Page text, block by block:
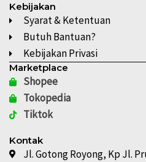
Kebijakan
Syarat & Ketentuan
Butuh Bantuan?
Kebijakan Privasi
Marketplace
Shopee
Tokopedia
Tiktok
Kontak
Jl. Gotong Royong, Kp Jl.